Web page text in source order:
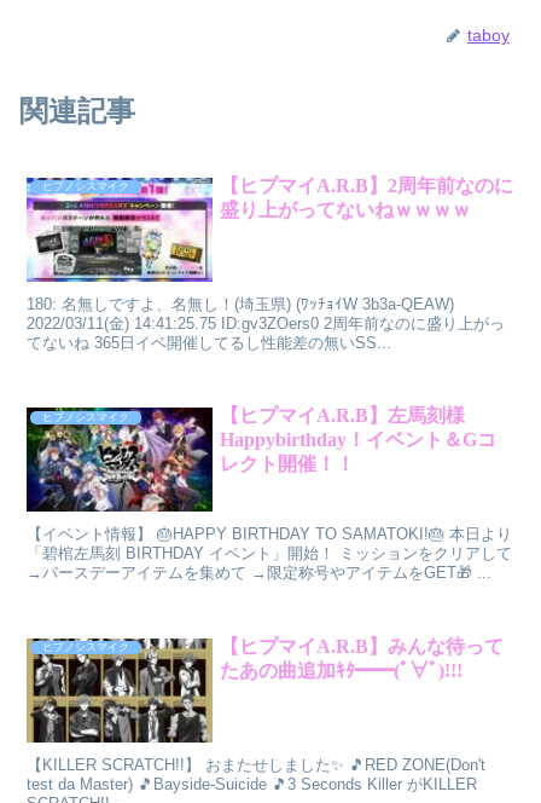
taboy
関連記事
ヒプノシスマイク
【ヒプマイA.R.B】2周年前なのに
盛り上がってないねｗｗｗｗ
180: 名無しですよ、名無し！(埼玉県) (ﾜｯﾁｮｲW 3b3a-QEAW)
2022/03/11(金) 14:41:25.75 ID:gv3ZOers0 2周年前なのに盛り上がっ
てないね 365日イベ開催してるし性能差の無いSS...
ヒプノシスマイク
【ヒプマイA.R.B】左馬刻様
Happybirthday！イベント＆Gコ
レクト開催！！
【イベント情報】 🎂HAPPY BIRTHDAY TO SAMATOKI!🎂 本日より
「碧棺左馬刻 BIRTHDAY イベント」開始！ ミッションをクリアして
→バースデーアイテムを集めて →限定称号やアイテムをGET🎁 ...
ヒプノシスマイク
【ヒプマイA.R.B】みんな待って
たあの曲追加ｷﾀ━━(ﾟ∀ﾟ)!!!
【KILLER SCRATCH!!】 おまたせしました✨ 🎵RED ZONE(Don't
test da Master) 🎵Bayside-Suicide 🎵3 Seconds Killer がKILLER